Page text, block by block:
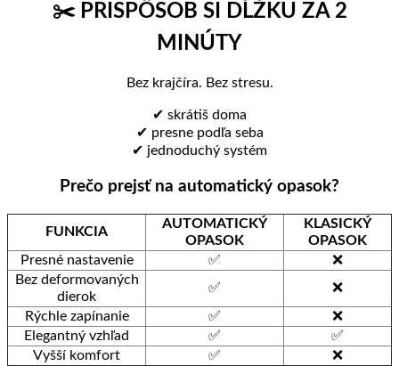
✂️ PRISPÔSOB SI DĹŽKU ZA 2
MINÚTY
Bez krajčíra. Bez stresu.
✔ skrátiš doma
✔ presne podľa seba
✔ jednoduchý systém
Prečo prejsť na automatický opasok?
FUNKCIA
AUTOMATICKÝ
OPASOK
KLASICKÝ
OPASOK
Presné nastavenie
✅
❌
Bez deformovaných
dierok
✅
❌
Rýchle zapínanie
✅
❌
Elegantný vzhľad
✅
✅
Vyšší komfort
✅ ❌